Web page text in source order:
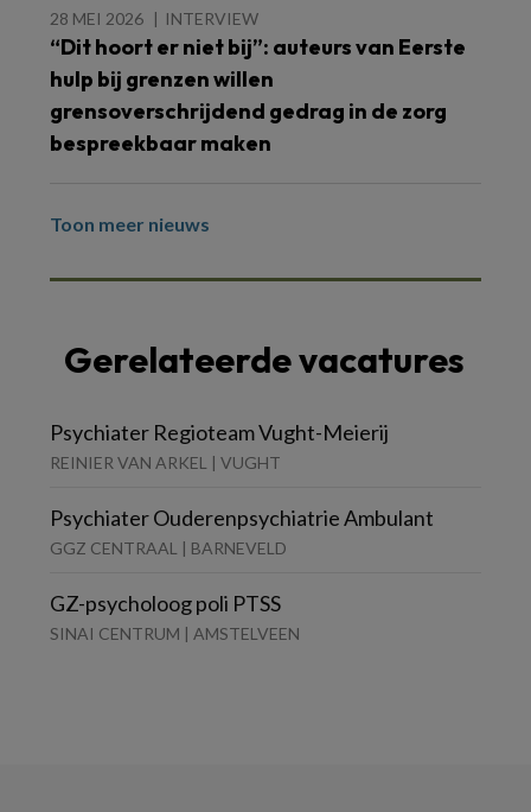
28 MEI 2026 INTERVIEW
“Dit hoort er niet bij”: auteurs van Eerste
hulp bij grenzen willen
grensoverschrijdend gedrag in de zorg
bespreekbaar maken
Toon meer nieuws
Gerelateerde vacatures
Psychiater Regioteam Vught-Meierij
REINIER VAN ARKEL | VUGHT
Psychiater Ouderenpsychiatrie Ambulant
GGZ CENTRAAL | BARNEVELD
GZ-psycholoog poli PTSS
SINAI CENTRUM | AMSTELVEEN